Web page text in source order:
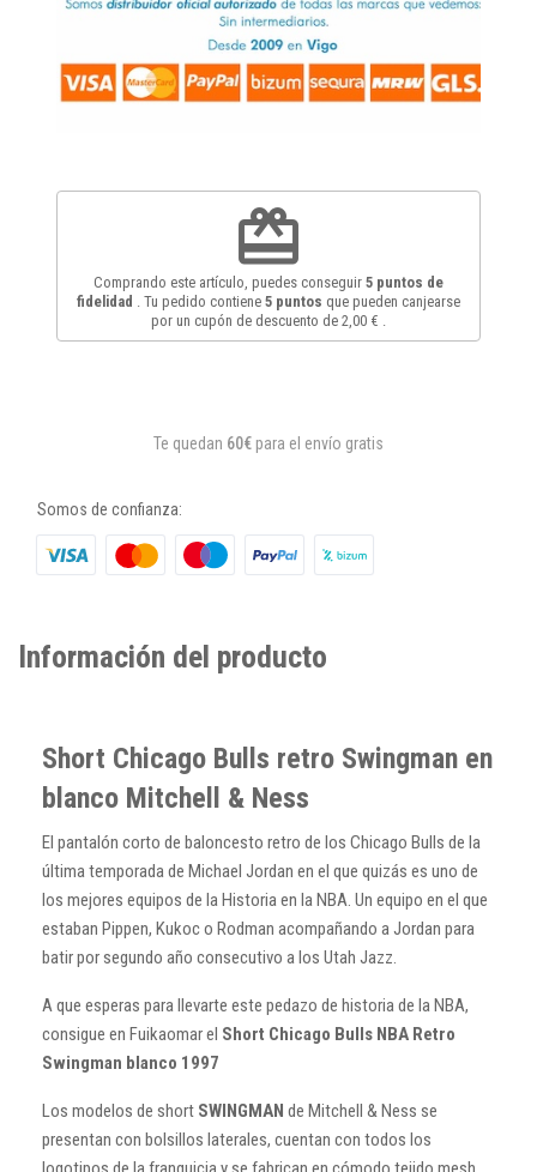
redeem
Comprando este artículo, puedes conseguir 5 puntos de
fidelidad
. Tu pedido contiene 5 puntos que pueden canjearse
por un cupón de descuento de 2,00 €
Te quedan 60€ para el envío gratis
Somos de confianza:
Información del producto
Short Chicago Bulls retro Swingman en
blanco Mitchell & Ness
El pantalón corto de baloncesto retro de los Chicago Bulls de la
última temporada de Michael Jordan en el que quizás es uno de
los mejores equipos de la Historia en la NBA. Un equipo en el que
estaban Pippen, Kukoc o Rodman acompañando a Jordan para
batir por segundo año consecutivo a los Utah Jazz.
A que esperas para llevarte este pedazo de historia de la NBA,
consigue en Fuikaomar el Short Chicago Bulls NBA Retro
Swingman blanco 1997
Los modelos de short SWINGMAN de Mitchell & Ness se
presentan con bolsillos laterales, cuentan con todos los